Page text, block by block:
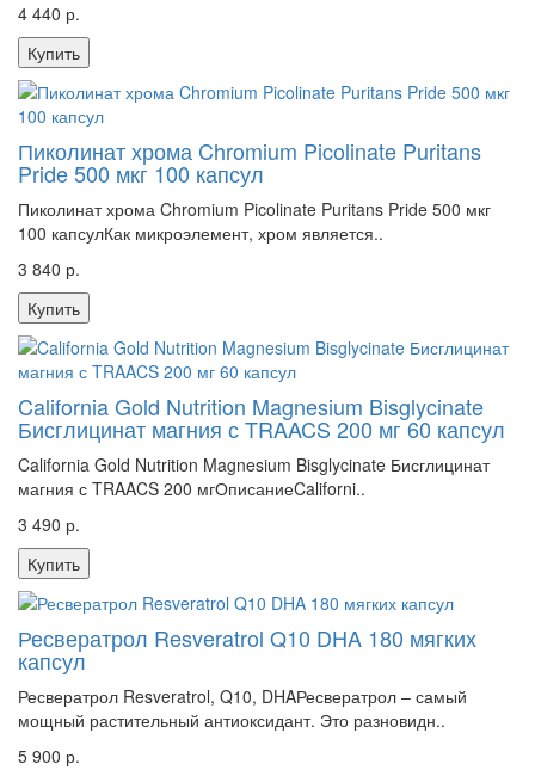
4 440 р.
Купить
Пиколинат хрома Chromium Picolinate Puritans
Pride 500 мкг 100 капсул
Пиколинат хрома Chromium Picolinate Puritans Pride 500 мкг
100 капсулКак микроэлемент, хром является..
3 840 р.
Купить
California Gold Nutrition Magnesium Bisglycinate
Бисглицинат магния с TRAACS 200 мг 60 капсул
California Gold Nutrition Magnesium Bisglycinate Бисглицинат
магния с TRAACS 200 мгОписаниеCaliforni..
3 490 р.
Купить
Ресвератрол Resveratrol Q10 DHA 180 мягких
капсул
Ресвератрол Resveratrol, Q10, DHAРесвератрол – самый
мощный растительный антиоксидант. Это разновидн..
5 900 р.